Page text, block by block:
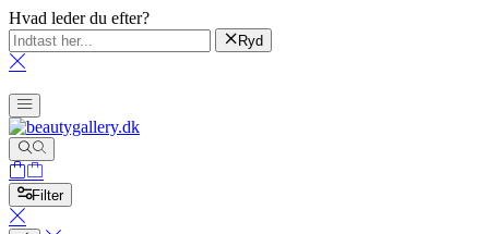
Hvad leder du efter?
Ryd
Filter